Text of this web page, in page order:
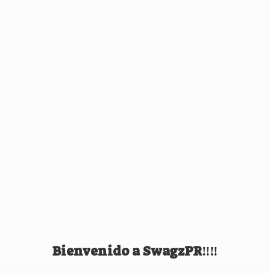
Bienvenidoa SwagzPR‼️‼️